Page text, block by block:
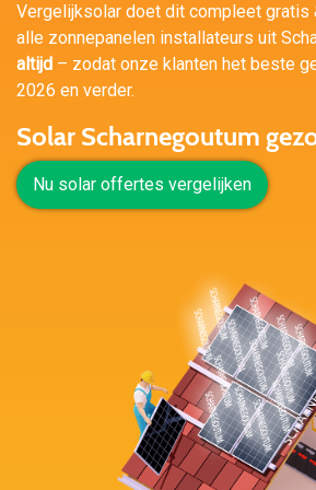
Vergelijksolar doet dit compleet gratis
alle zonnepanelen installateurs uit
altijd – zodat onze klanten het beste
2026 en verder.
Solar Scharnegoutum
Nu solar offertes vergelijken